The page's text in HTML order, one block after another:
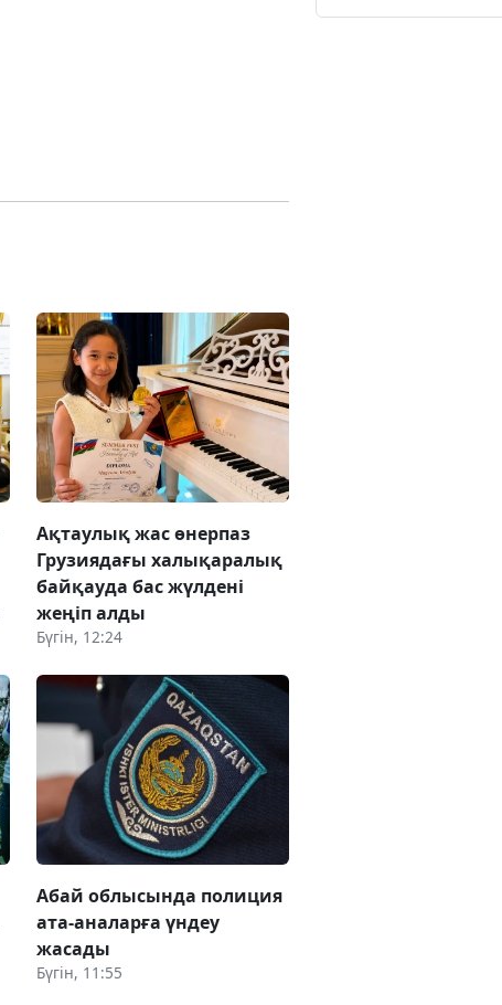
Ақтаулық жас өнерпаз
Грузиядағы халықаралық
байқауда бас жүлдені
жеңіп алды
Бүгін, 12:24
Абай облысында полиция
ата-аналарға үндеу
жасады
Бүгін, 11:55